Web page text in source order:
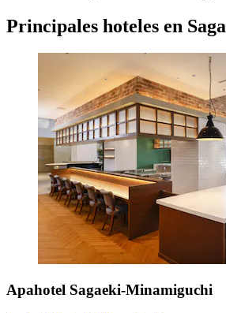
Principales hoteles en Saga
Apahotel Sagaeki-Minamiguchi